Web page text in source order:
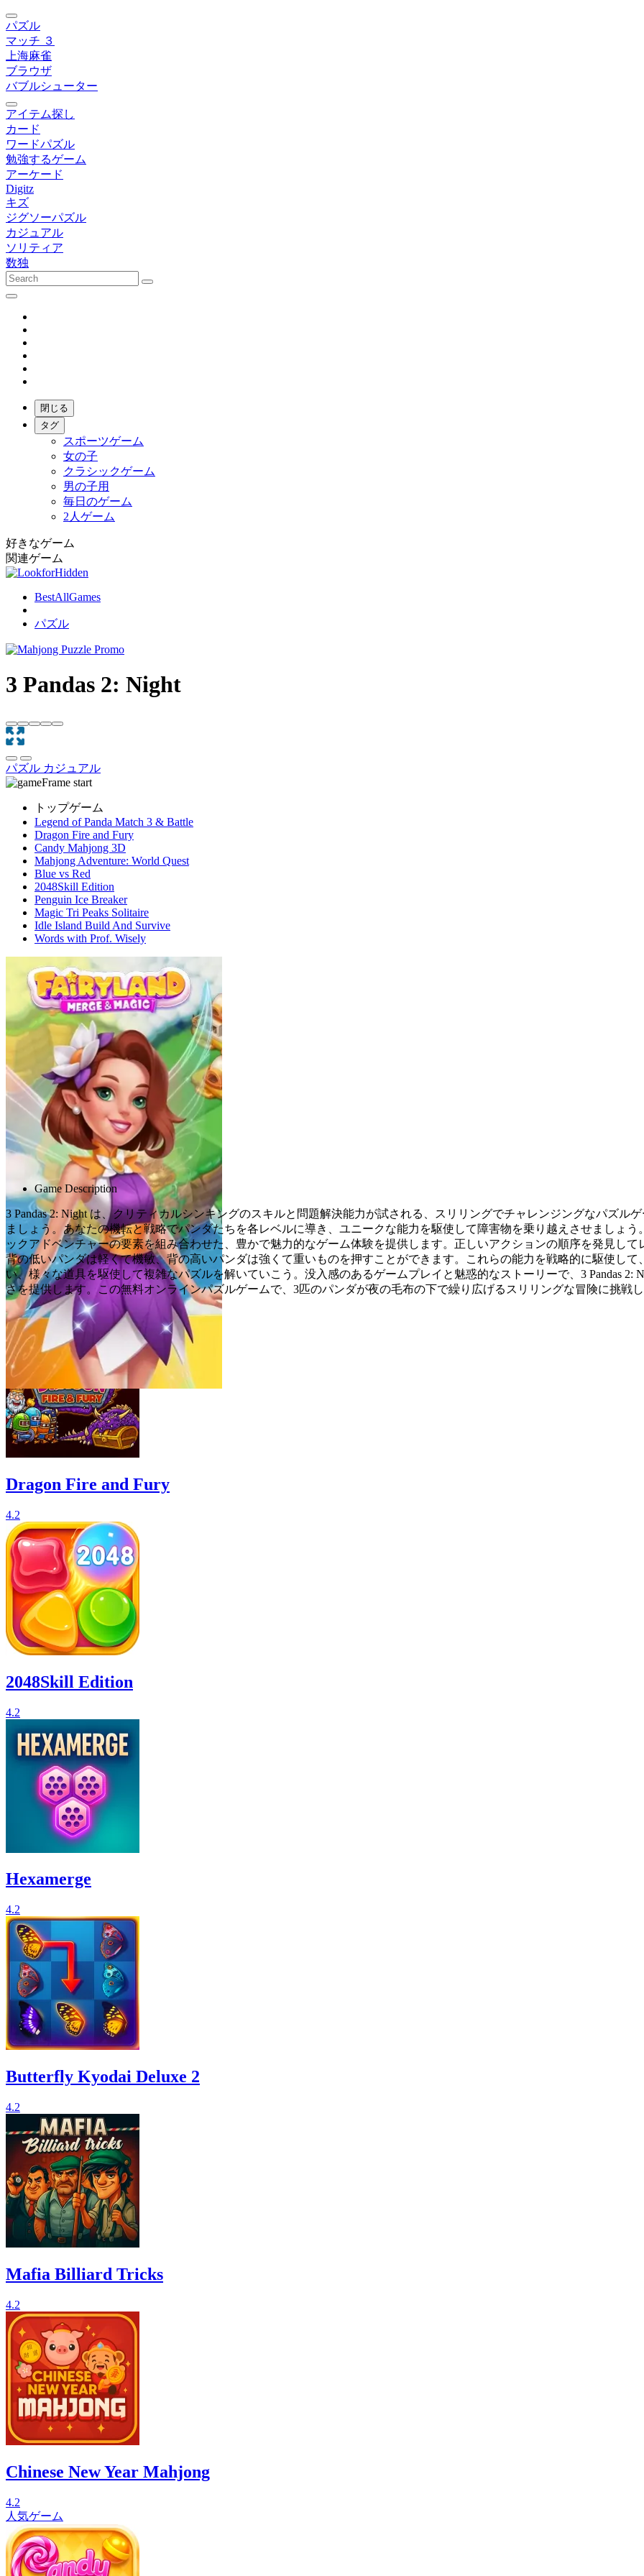
パズル
マッチ ３
上海麻雀
ブラウザ
バブルシューター
アイテム探し
カード
ワードパズル
勉強するゲーム
アーケード
Digitz
キズ
ジグソーパズル
カジュアル
ソリティア
数独
閉じる
タグ
スポーツゲーム
女の子
クラシックゲーム
男の子用
毎日のゲーム
2人ゲーム
好きなゲーム
関連ゲーム
BestAllGames
パズル
3 Pandas 2: Night
パズル カジュアル
トップゲーム
Legend of Panda Match 3 & Battle
Dragon Fire and Fury
Candy Mahjong 3D
Mahjong Adventure: World Quest
Blue vs Red
2048Skill Edition
Penguin Ice Breaker
Magic Tri Peaks Solitaire
Idle Island Build And Survive
Words with Prof. Wisely
Advertisement
Game Description
3 Pandas 2: Night は、クリティカルシンキングのスキルと問題解決能力が試される、スリリングでチャレンジングなパズル
ましょう。あなたの機転と戦略でパンダたちを各レベルに導き、ユニークな能力を駆使して障害物を乗り越えさせましょ
ックアドベンチャーの要素を組み合わせた、豊かで魅力的なゲーム体験を提供します。正しいアクションの順序を発見し
背の低いパンダは軽くて機敏、背の高いパンダは強くて重いものを押すことができます。これらの能力を戦略的に駆使し
い、様々な道具を駆使して複雑なパズルを解いていこう。没入感のあるゲームプレイと魅惑的なストーリーで、3 Pandas
さを提供します。この無料オンラインパズルゲームで、3匹のパンダが夜の毛布の下で繰り広げるスリリングな冒険に挑戦
関連ゲーム
Dragon Fire and Fury
4.2
2048Skill Edition
4.2
Hexamerge
4.2
Butterfly Kyodai Deluxe 2
4.2
Mafia Billiard Tricks
4.2
Chinese New Year Mahjong
4.2
人気ゲーム